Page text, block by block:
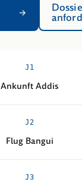
J 1
Ankunft Addis
J 2
Flug Bangui
J3